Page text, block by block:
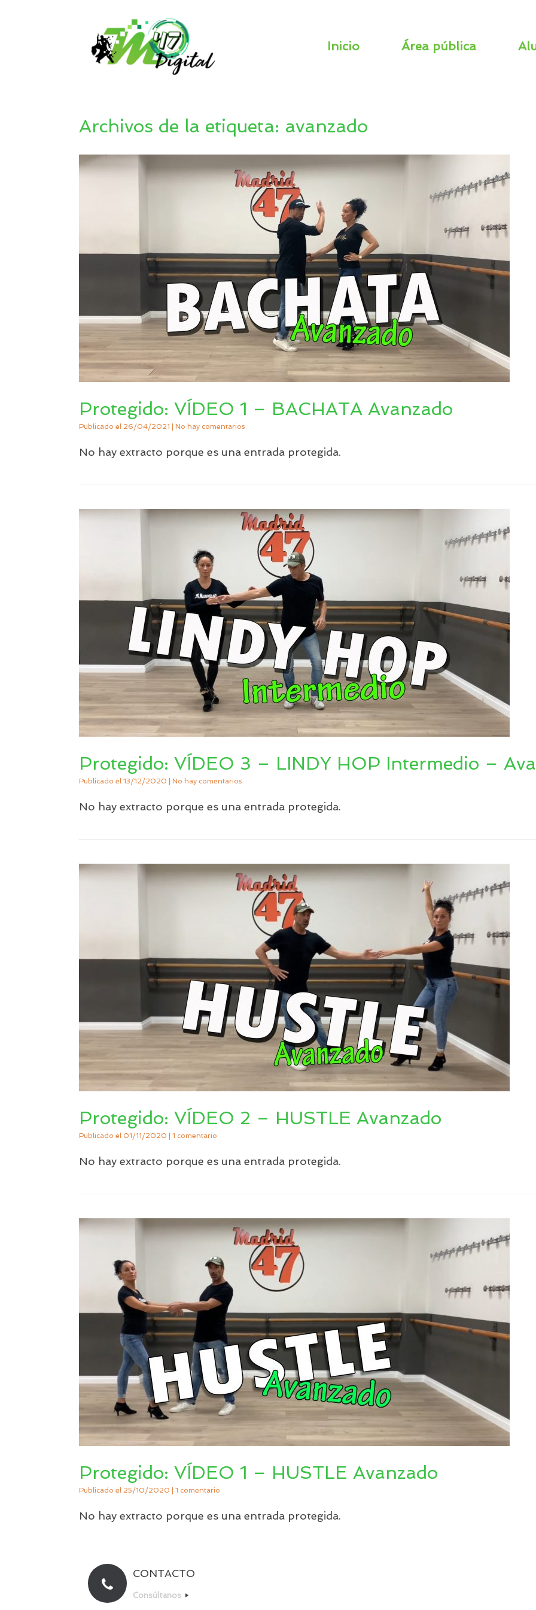
Inicio Área pública
Archivos de la etiqueta: avanzado
Protegido: VÍDEO 1 – BACHATA Avanzado
Publicado el 26/04/2021 No hay comentarios
No hay extracto porque es una entrada protegida.
Protegido: VÍDEO 3 – LINDY HOP Intermedio –
Publicado el 13/12/2020 No hay comentarios
No hay extracto porque es una entrada protegida.
Protegido: VÍDEO 2 – HUSTLE Avanzado
Publicado el 01/11/2020 1 comentario
No hay extracto porque es una entrada protegida.
Protegido: VÍDEO 1 – HUSTLE Avanzado
Publicado el 25/10/2020 1 comentario
No hay extracto porque es una entrada protegida.
CONTACTO
Consúltanos